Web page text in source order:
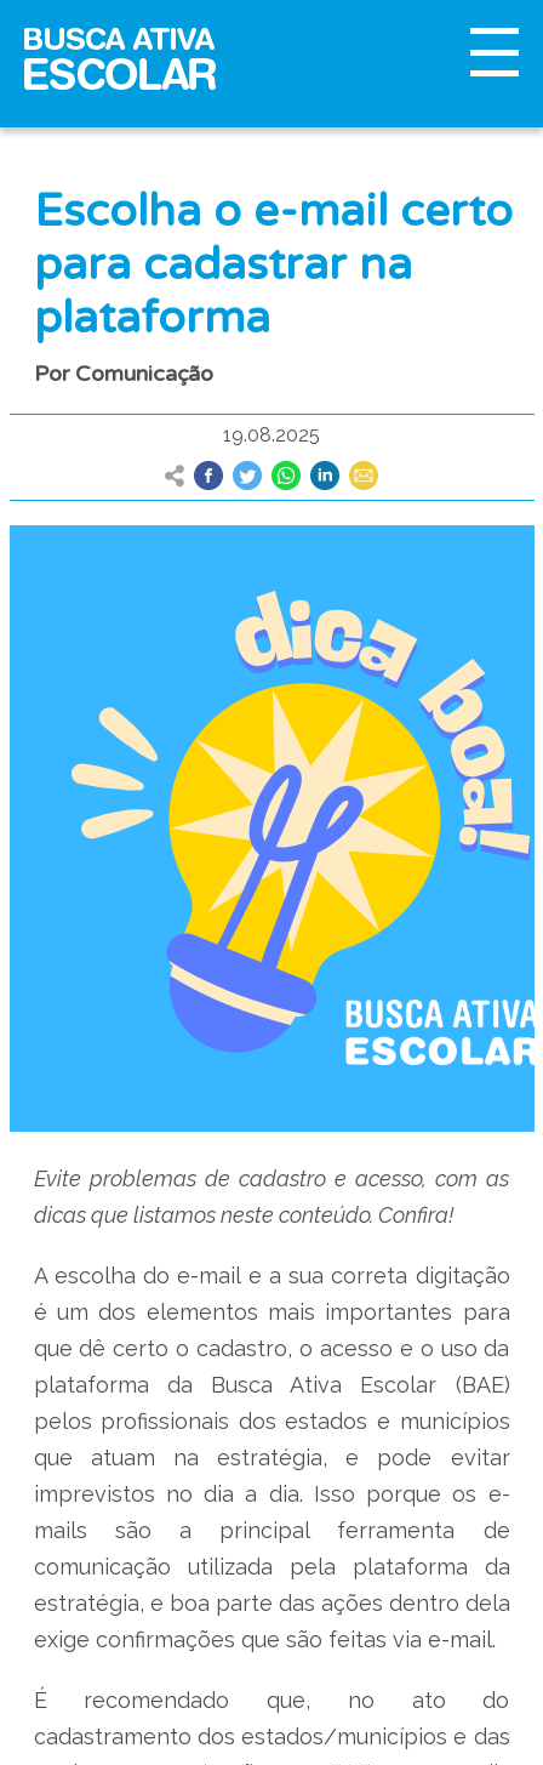
Escolha o e-mail certo
para cadastrar na
plataforma
Por Comunicação
19.08.2025
Evite problemas de cadastro e acesso, com as
dicas que listamos neste conteúdo. Confira!
A escolha do e-mail e a sua correta digitação
é um dos elementos mais importantes para
que dê certo o cadastro, o acesso e o uso da
plataforma da Busca Ativa Escolar (BAE)
pelos profissionais dos estados e municípios
que atuam na estratégia, e pode evitar
imprevistos no dia a dia. Isso porque os e-
mails são a principal ferramenta de
comunicação utilizada pela plataforma da
estratégia, e boa parte das ações dentro dela
exige confirmações que são feitas via e-mail.
É recomendado que, no ato do
cadastramento dos estados/municípios e das